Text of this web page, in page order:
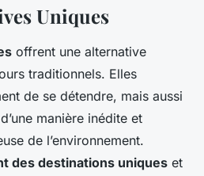
battus : des
uniques
de lecture
Uniques
offrent une alternative
traditionnels. Elles
de se détendre, mais aussi
manière inédite et
de l’environnement.
des destinations uniques et